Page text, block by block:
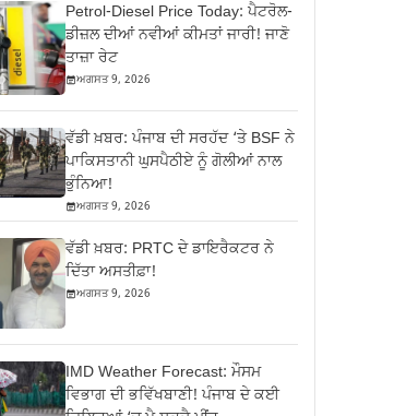
Petrol-Diesel Price Today: ਪੈਟਰੋਲ-
ਡੀਜ਼ਲ ਦੀਆਂ ਨਵੀਆਂ ਕੀਮਤਾਂ ਜਾਰੀ! ਜਾਣੋ
ਤਾਜ਼ਾ ਰੇਟ
ਅਗਸਤ 9, 2026
ਵੱਡੀ ਖ਼ਬਰ: ਪੰਜਾਬ ਦੀ ਸਰਹੱਦ ‘ਤੇ BSF ਨੇ
ਪਾਕਿਸਤਾਨੀ ਘੁਸਪੈਠੀਏ ਨੂੰ ਗੋਲੀਆਂ ਨਾਲ
ਭੁੰਨਿਆ!
ਅਗਸਤ 9, 2026
ਵੱਡੀ ਖ਼ਬਰ: PRTC ਦੇ ਡਾਇਰੈਕਟਰ ਨੇ
ਦਿੱਤਾ ਅਸਤੀਫ਼ਾ!
ਅਗਸਤ 9, 2026
IMD Weather Forecast: ਮੌਸਮ
ਵਿਭਾਗ ਦੀ ਭਵਿੱਖਬਾਣੀ! ਪੰਜਾਬ ਦੇ ਕਈ